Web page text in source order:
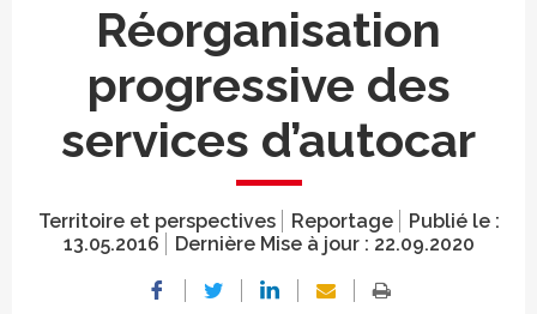
Réorganisation
progressive des
services d’autocar
Territoire et perspectives Reportage
Publié le :
13.05.2016
Dernière Mise à jour : 22.09.2020